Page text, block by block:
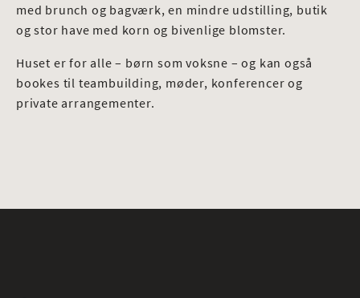
med brunch og bagværk, en mindre udstilling, butik
og stor have med korn og bivenlige blomster.
Huset er for alle – børn som voksne – og kan også
bookes til teambuilding, møder, konferencer og
private arrangementer.